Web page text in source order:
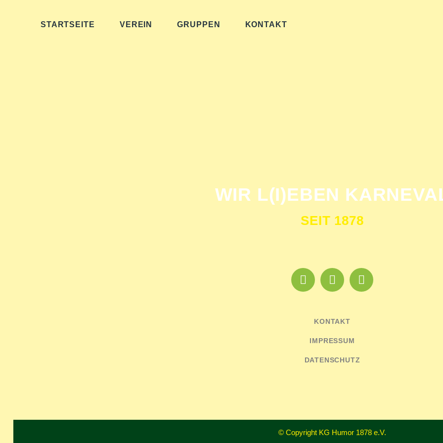
STARTSEITE VEREIN GRUPPEN KONTAKT
WIR L(I)EBEN
SEIT 1878
KONTAKT
IMPRESSUM
DATENSCHUTZ
© Copyright KG Humor 1878 e.V.